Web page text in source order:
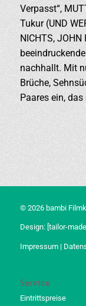
Verpasst“,
Tukur (UND
NICHTS,
nachhallt. Mit
Brüche,
Paares ein,
© 2026 bambi
Design: [tailor-
Impressum|
Service
Eintrittspreise